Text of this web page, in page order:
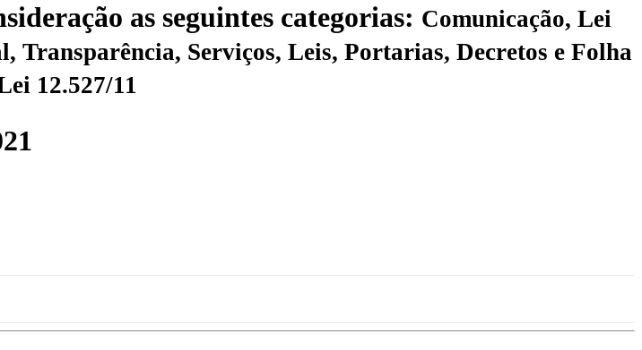
as seguintes categorias: Comunicação, Lei
Transparência, Serviços, Leis, Portarias, Decretos e Folha
12.527/11